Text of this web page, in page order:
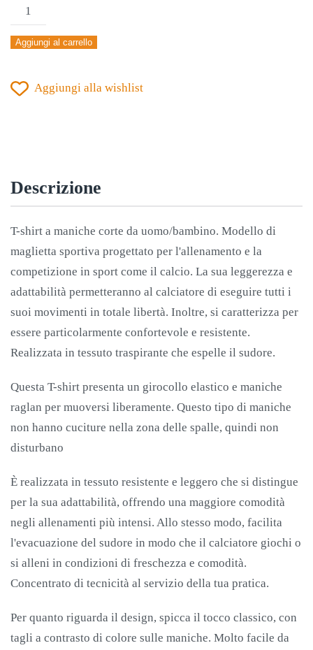
MAGLIA
JOMA
ACADEMY
MANICA
Aggiungi al carrello
Aggiungi alla wishlist
Descrizione
T-shirt a maniche corte da uomo/bambino. Modello di
maglietta sportiva progettato per l'allenamento e la
competizione in sport come il calcio. La sua leggerezza e
adattabilità permetteranno al calciatore di eseguire tutti i
suoi movimenti in totale libertà. Inoltre, si caratterizza per
essere particolarmente confortevole e resistente.
Realizzata in tessuto traspirante che espelle il sudore.
Questa T-shirt presenta un girocollo elastico e maniche
raglan per muoversi liberamente. Questo tipo di maniche
non hanno cuciture nella zona delle spalle, quindi non
disturbano
È realizzata in tessuto resistente e leggero che si distingue
per la sua adattabilità, offrendo una maggiore comodità
negli allenamenti più intensi. Allo stesso modo, facilita
l'evacuazione del sudore in modo che il calciatore giochi o
si alleni in condizioni di freschezza e comodità.
Concentrato di tecnicità al servizio della tua pratica.
Per quanto riguarda il design, spicca il tocco classico, con
tagli a contrasto di colore sulle maniche. Molto facile da